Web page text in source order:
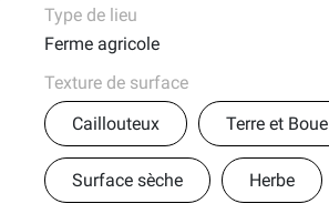
Type de lieu
Ferme agricole
Texture de surface
Caillouteux
Terre et Boue
Surface sèche Herbe